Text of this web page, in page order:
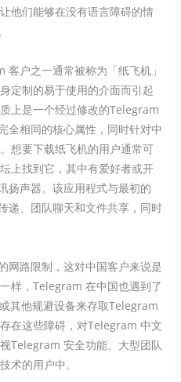
他们能够在没有语言障碍的情
户之一通常被称为「纸飞机」
定制的易于使用的介面而引起
上是一个经过修改的Telegram
全相同的核心属性，同时针对中
想要下载纸飞机的用户通常可
上找到它，其中有爱好者或开
扬声器。该应用程式与最初的
递、团队聊天和文件共享，同时
网路限制，这对中国客户来说是
样，Telegram 在中国也遇到了
其他规避设备来存取Telegram
在这些障碍，对Telegram 中文
Telegram 安全功能、大型团队
术的用户中。